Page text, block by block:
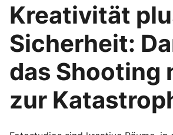
Kreativität
Sicherheit:
das Shooting
zur